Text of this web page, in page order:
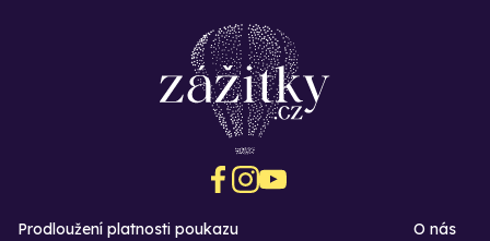
Prodloužení platnosti poukazu
O nás